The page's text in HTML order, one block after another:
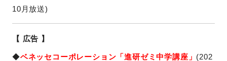
10月放送)
【 広告 】
◆ベネッセコーポレーション「進研ゼミ中学講座」 (202